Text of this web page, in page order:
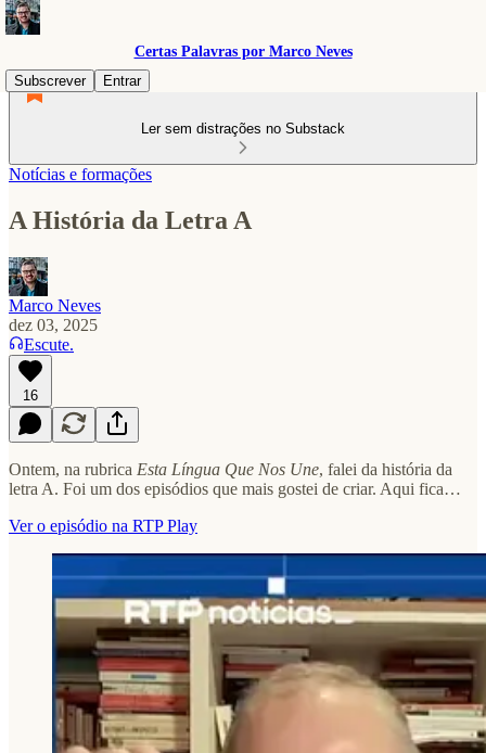
Certas Palavras por Marco Neves
Subscrever
Entrar
Ler sem distrações no Substack
Notícias e formações
A História da Letra A
Marco Neves
dez 03, 2025
Escute.
16
Ontem, na rubrica Esta Língua Que Nos Une, falei da história da
letra A. Foi um dos episódios que mais gostei de criar. Aqui fica…
Ver o episódio na RTP Play